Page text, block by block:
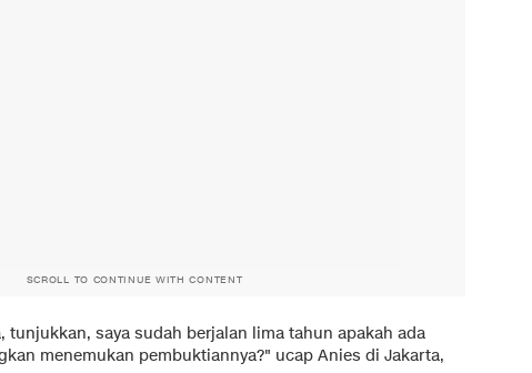
SCROLL TO CONTINUE WITH CONTENT
tunjukkan, saya sudah berjalan lima tahun apakah ada
menemukan pembuktiannya?" ucap Anies di Jakarta,